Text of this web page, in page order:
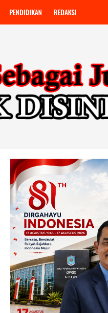
PENDIDIKAN REDAKSI